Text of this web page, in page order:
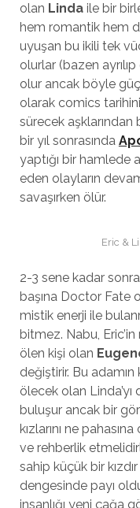
olan Lindaile bir
hem romantik hem
uyuşan bu ikili tek
olurlar (bazen
olur ancak böyle
olarak comics
sürecek aşklarından
bir yıl sonrasında
yaptığı bir hamlede
eden olayların
savaşırken ölür.
Eric &
2-3 sene kadar
başına Doctor Fate
mistik enerji ile
bitmez. Nabu,
ölen kişi olan
değiştirir. Bu adamın
ölecek olan
buluşur ancak bir
kızlarını ne
ve rehberlik
sahip küçük bir
dengesinde payı
insanlığı yeni çağa